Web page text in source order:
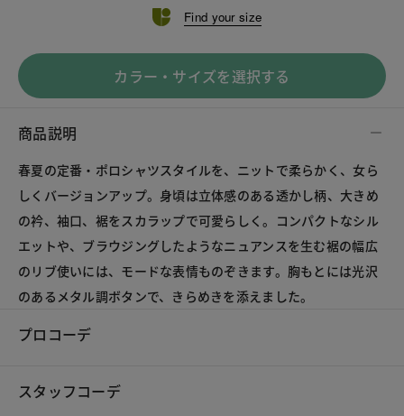
Find your size
カラー・サイズを選択する
商品説明
春夏の定番・ポロシャツスタイルを、ニットで柔らかく、女ら
しくバージョンアップ。身頃は立体感のある透かし柄、大きめ
の衿、袖口、裾をスカラップで可愛らしく。コンパクトなシル
エットや、ブラウジングしたようなニュアンスを生む裾の幅広
のリブ使いには、モードな表情ものぞきます。胸もとには光沢
のあるメタル調ボタンで、きらめきを添えました。
プロコーデ
スタッフコーデ